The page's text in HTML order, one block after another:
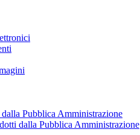
Pubblica Amministrazione
dalla Pubblica Amministrazione